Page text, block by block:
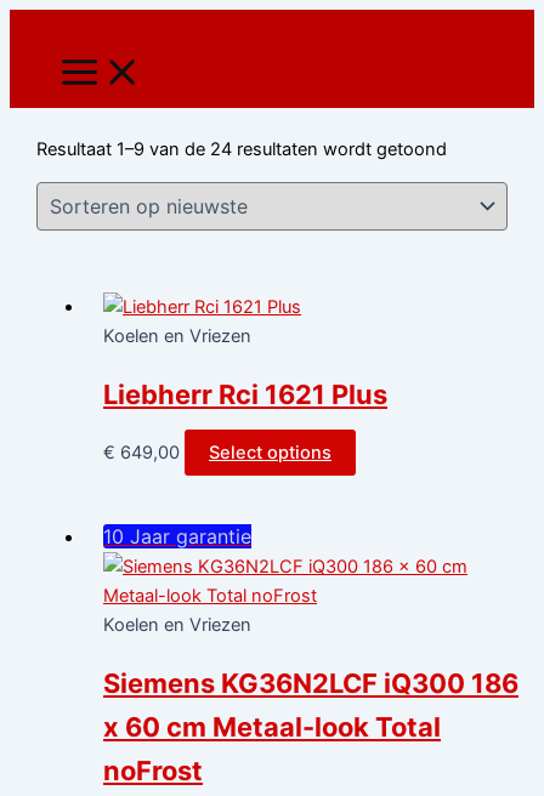
Ga
Resultaat 1–9 van de 24 resultaten wordt getoond
Gesorteerd
Koelen en Vriezen
Liebherr Rci 1621 Plus
€ 649,00 Select options
10 Jaar garantie
Koelen en Vriezen
Siemens KG36N2LCF iQ300 186
x 60 cm Metaal-look Total
noFrost